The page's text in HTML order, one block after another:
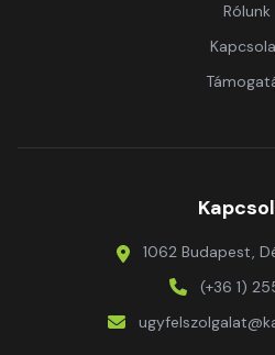
Rólunk
1062 Budapest,
(+36 1)